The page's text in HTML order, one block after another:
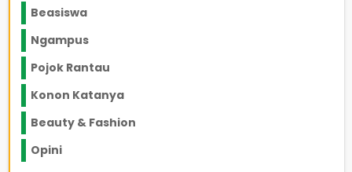
Beasiswa
Ngampus
Pojok Rantau
Konon Katanya
Beauty & Fashion
Opini